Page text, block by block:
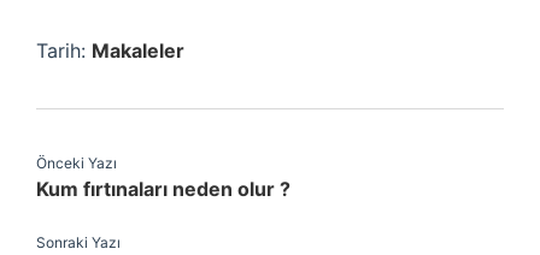
Tarih: Makaleler
Önceki Yazı
Kum fırtınaları neden olur ?
Sonraki Yazı